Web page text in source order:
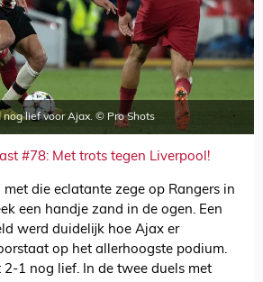
lief voor Ajax. © Pro Shots
#78: Met trots tegen Liverpool!
die eclatante zege op Rangers in
een handje zand in de ogen. Een
werd duidelijk hoe Ajax er
op het allerhoogste podium.
1 nog lief. In de twee duels met